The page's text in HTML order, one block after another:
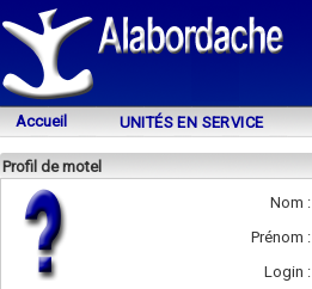
Accueil UNITÉS EN SERVICE
Profil de motel
Nom :
Prénom :
Login :